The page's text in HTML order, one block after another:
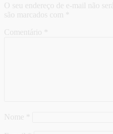
O seu endereço de e-mail não
são marcados com
Comentário
Nome